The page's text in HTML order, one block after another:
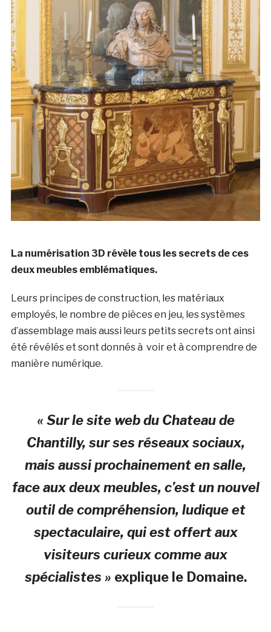
La numérisation 3D révèle tous les secrets de ces
deux meubles emblématiques.
Leurs principes de construction, les matériaux
employés, le nombre de pièces en jeu, les systèmes
d’assemblage mais aussi leurs petits secrets ont ainsi
été révélés et sont donnés à voir et à comprendre de
manière numérique.
« Sur le site web du Chateau de
Chantilly, sur ses réseaux sociaux,
mais aussi prochainement en salle,
face aux deux meubles, c’est un nouvel
outil de compréhension, ludique et
spectaculaire, qui est offert aux
visiteurs curieux comme aux
spécialistes » explique le Domaine.